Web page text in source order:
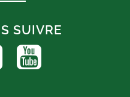
SUIVRE